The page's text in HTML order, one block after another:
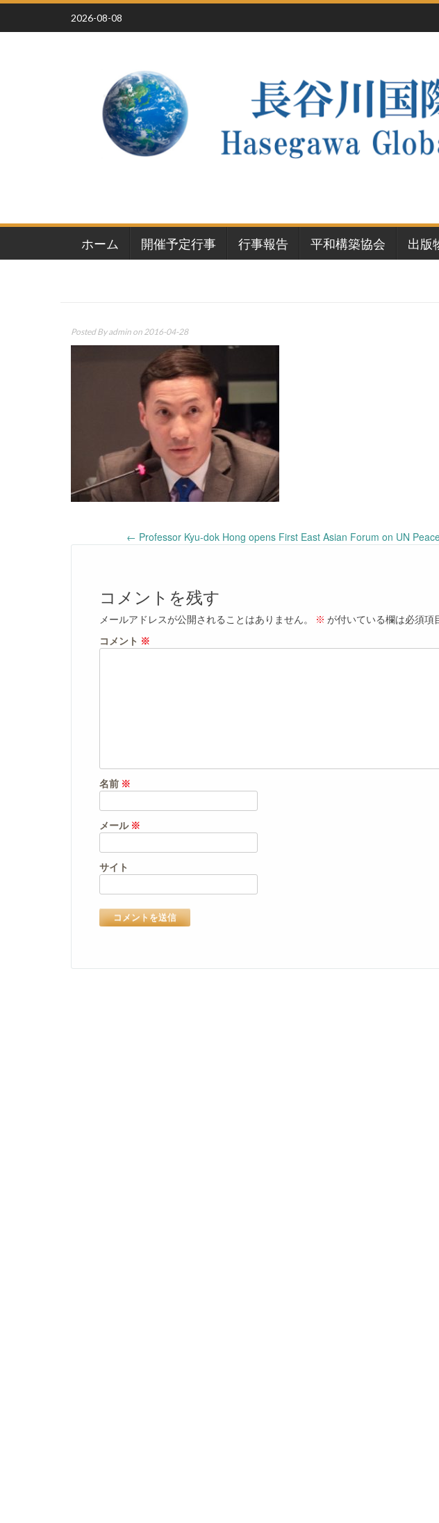
Skip
content
2026-08-08
ホーム 開催予定行事 行事報告 平和構築協会 出版
Posted Byadmin on 2016-04-28
Post ← Professor Kyu-dok Hong opens First East Asian Forum on UN
コメントを残す
メールアドレスが公開されることはありません。 ※ が付いている欄は必須項
コメント ※
名前 ※
メール ※
サイト